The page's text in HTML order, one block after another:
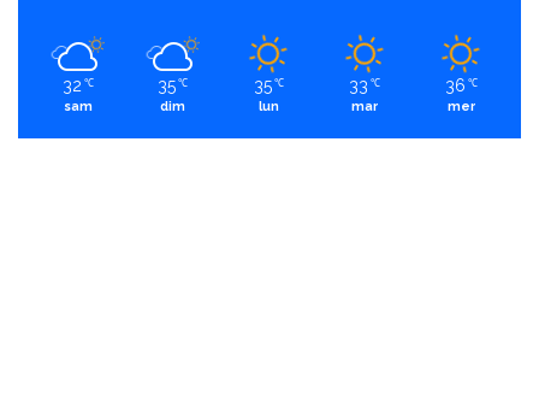
32 ℃
sam
35 ℃
dim
35 ℃
lun
33 ℃
mar
36 ℃
mer